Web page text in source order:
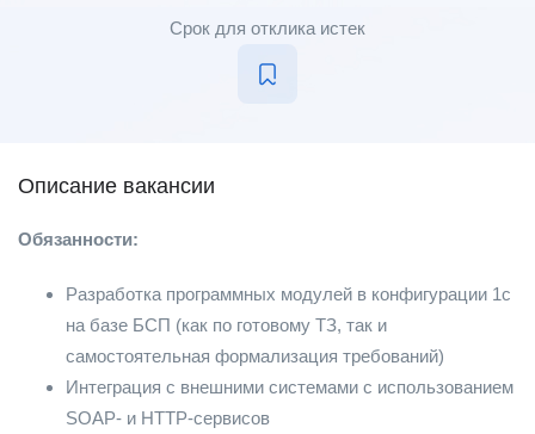
Срок для отклика истек
Описание вакансии
Обязанности:
Разработка программных модулей в конфигурации 1с
на базе БСП (как по готовому ТЗ, так и
самостоятельная формализация требований)
Интеграция с внешними системами с использованием
SOAP- и HTTP-сервисов